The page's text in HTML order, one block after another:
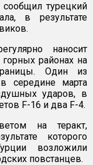
турецкий
в результате
наносит
районах на
Один из
середине марта
ударов, в
F-16 и два F-4.
на теракт,
которого
возложили
повстанцев.